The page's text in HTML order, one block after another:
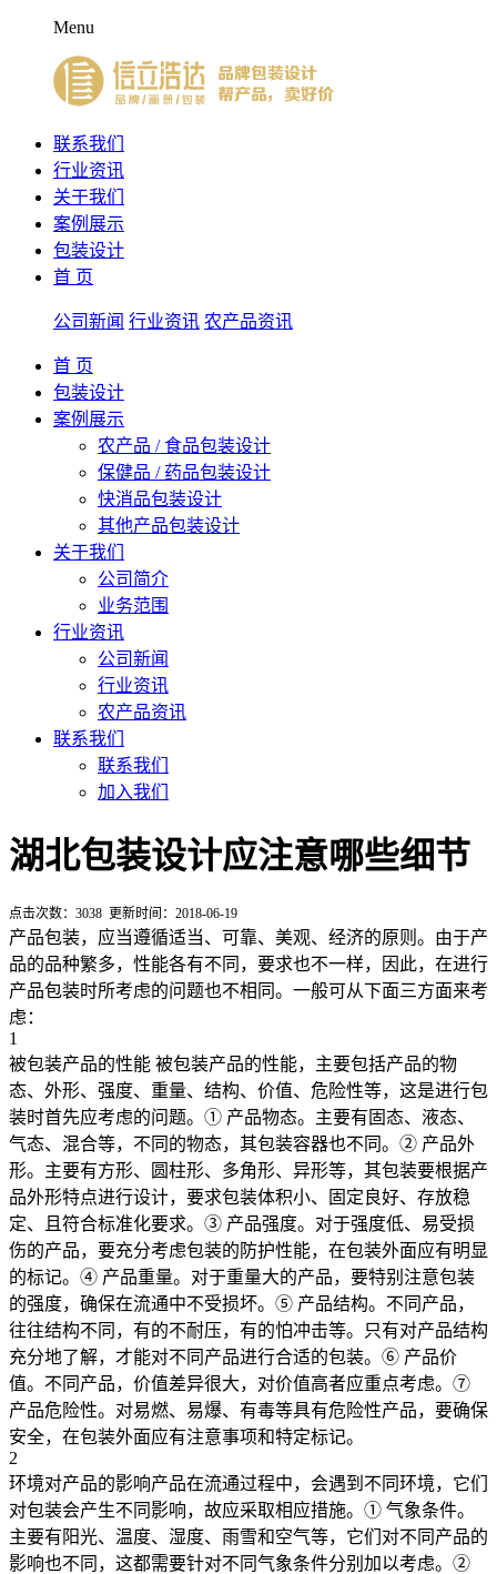
Menu
联系我们
行业资讯
关于我们
案例展示
包装设计
首 页
公司新闻 行业资讯 农产品资讯
首 页
包装设计
案例展示
农产品 / 食品包装设计
保健品 / 药品包装设计
快消品包装设计
其他产品包装设计
关于我们
公司简介
业务范围
行业资讯
公司新闻
行业资讯
农产品资讯
联系我们
联系我们
加入我们
湖北包装设计应注意哪些细节
点击次数： 3038 更新时间：2018-06-19
产品包装，应当遵循适当、可靠、美观、经济的原则。由于产
品的品种繁多，性能各有不同，要求也不一样，因此，在进行
产品包装时所考虑的问题也不相同。一般可从下面三方面来考
虑：
1
被包装产品的性能 被包装产品的性能，主要包括产品的物
态、外形、强度、重量、结构、价值、危险性等，这是进行包
装时首先应考虑的问题。① 产品物态。主要有固态、液态、
气态、混合等，不同的物态，其包装容器也不同。② 产品外
形。主要有方形、圆柱形、多角形、异形等，其包装要根据产
品外形特点进行设计，要求包装体积小、固定良好、存放稳
定、且符合标准化要求。③ 产品强度。对于强度低、易受损
伤的产品，要充分考虑包装的防护性能，在包装外面应有明显
的标记。④ 产品重量。对于重量大的产品，要特别注意包装
的强度，确保在流通中不受损坏。⑤ 产品结构。不同产品，
往往结构不同，有的不耐压，有的怕冲击等。只有对产品结构
充分地了解，才能对不同产品进行合适的包装。⑥ 产品价
值。不同产品，价值差异很大，对价值高者应重点考虑。⑦
产品危险性。对易燃、易爆、有毒等具有危险性产品，要确保
安全，在包装外面应有注意事项和特定标记。
2
环境对产品的影响产品在流通过程中，会遇到不同环境，它们
对包装会产生不同影响，故应采取相应措施。① 气象条件。
主要有阳光、温度、湿度、雨雪和空气等，它们对不同产品的
影响也不同，这都需要针对不同气象条件分别加以考虑。②